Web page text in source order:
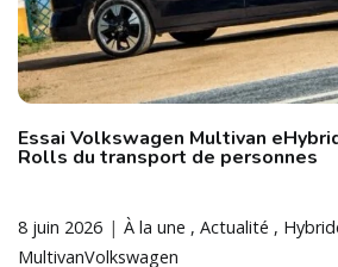
Essai Volkswagen Multivan
Rolls du transport de personnes
8 juin 2026 À la une Actualité
MultivanVolkswagen